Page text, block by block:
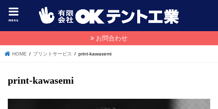
menu
お問合わせ
HOME プリントサービス print-kawasemi
print-kawasemi